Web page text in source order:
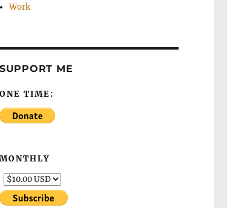
Work
SUPPORT ME
ONE TIME:
MONTHLY